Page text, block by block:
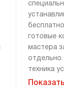
готовые
мастера
техника